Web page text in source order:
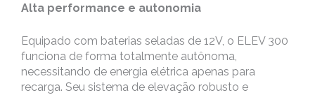
Alta performance e autonomia
Equipado com baterias seladas de 12V, o ELEV 300
funciona de forma totalmente autônoma,
necessitando de energia elétrica apenas para
recarga. Seu sistema de elevação robusto e